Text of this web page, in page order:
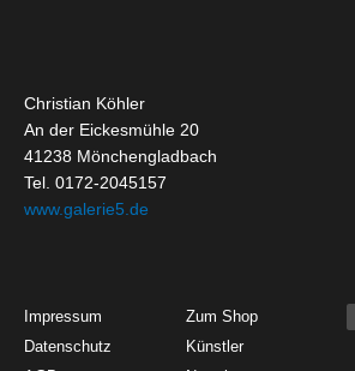
Christian Köhler
An der Eickesmühle 20
41238 Mönchengladbach
Tel. 0172-2045157
www.galerie5.de
Impressum
Datenschutz
Zum Shop
Künstler